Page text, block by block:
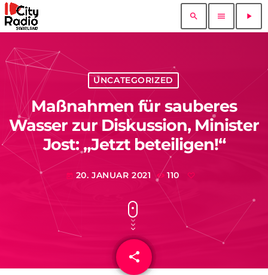
search menu play_arrow
UNCATEGORIZED
Maßnahmen für sauberes
Wasser zur Diskussion, Minister
Jost: „Jetzt beteiligen!“
today 20. JANUAR 2021 110
share
email